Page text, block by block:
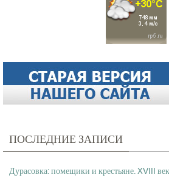
ПОСЛЕДНИЕ ЗАПИСИ
Дурасовка: помещики и крестьяне. XVIII